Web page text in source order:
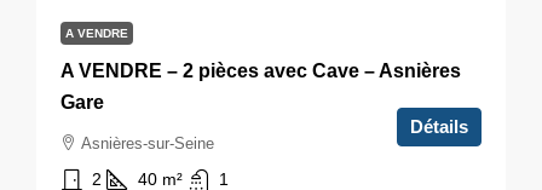
A VENDRE
A VENDRE – 2 pièces avec Cave – Asnières
Gare
Asnières-sur-Seine
2 40 m² 1
Détails